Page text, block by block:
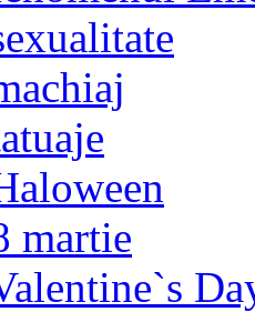
martie